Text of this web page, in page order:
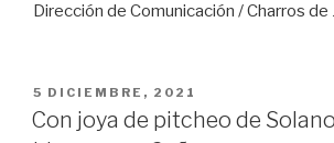
Dirección de Comunicación / Charros de
PUBLICADO
EN
5 DICIEMBRE, 2021
Con joya de pitcheo de